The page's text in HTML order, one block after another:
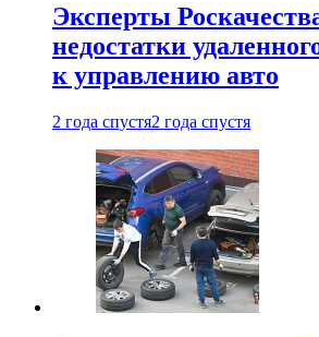
Эксперты
недостатки
к управлению авто
2 года спустя2 года спустя